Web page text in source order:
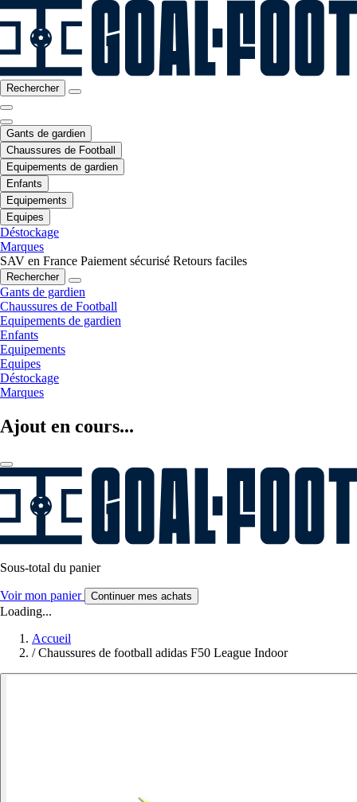
Rechercher
Gants de gardien
Chaussures de Football
Equipements de gardien
Enfants
Equipements
Equipes
Déstockage
Marques
SAV en France Paiement sécurisé Retours faciles
Rechercher
Gants de gardien
Chaussures de Football
Equipements de gardien
Enfants
Equipements
Equipes
Déstockage
Marques
Ajout en cours...
Sous-total du panier
Voir mon panier Continuer mes achats
Loading...
Accueil
/ Chaussures de football adidas F50 League Indoor